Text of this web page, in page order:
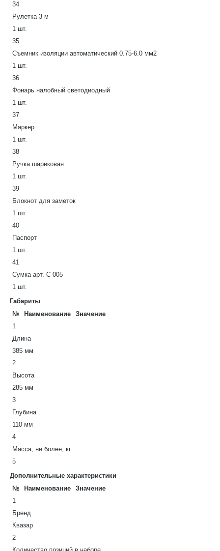
34
Рулетка 3 м
1 шт.
35
Съемник изоляции автоматический 0.75-6.0 мм2
1 шт.
36
Фонарь налобный светодиодный
1 шт.
37
Маркер
1 шт.
38
Ручка шариковая
1 шт.
39
Блокнот для заметок
1 шт.
40
Паспорт
1 шт.
41
Сумка арт. С-005
1 шт.
Габариты
№
Наименование
Значение
1
Длина
385 мм
2
Высота
285 мм
3
Глубина
110 мм
4
Масса, не более, кг
5
Дополнительные характеристики
№
Наименование
Значение
1
Бренд
Квазар
2